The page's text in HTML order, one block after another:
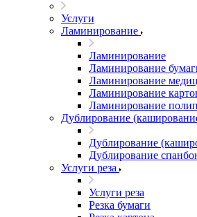
Услуги
Ламинирование
Ламинирование
Ламинирование
Ламинирование
Ламинирование
Ламинирование
Дублирование
Дублирование
Дублирование
Услуги реза
Услуги реза
Резка бумаги